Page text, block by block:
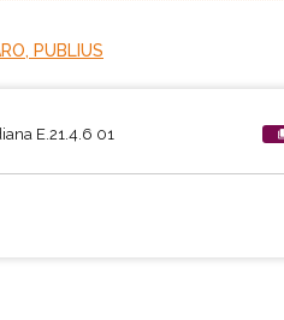
PUBLIUS
E.21.4.6 01